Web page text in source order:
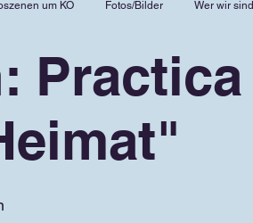
um KO Fotos/Bilder Wer wir sind
Practica